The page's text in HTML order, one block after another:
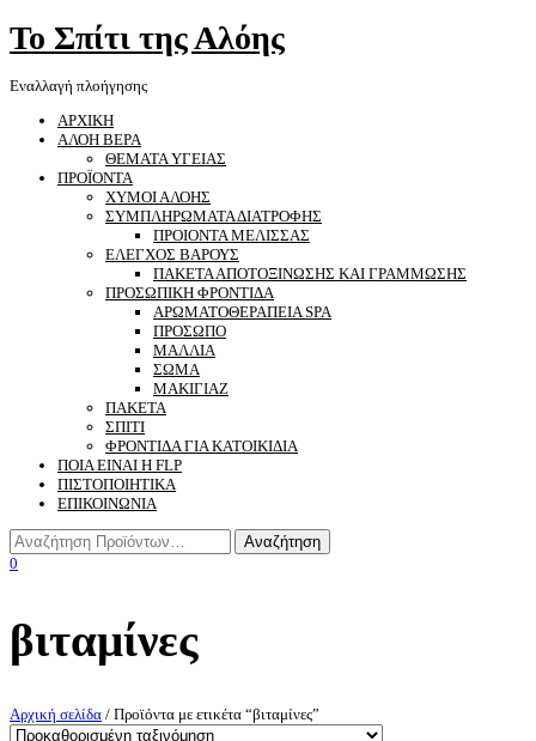
Το Σπίτι της Αλόης
Εναλλαγή πλοήγησης
ΑΡΧΙΚΗ
ΑΛΟΗ ΒΕΡΑ
ΘΕΜΑΤΑ ΥΓΕΙΑΣ
ΠΡΟΪΟΝΤΑ
ΧΥΜΟΙ ΑΛΟΗΣ
ΣΥΜΠΛΗΡΩΜΑΤΑ ΔΙΑΤΡΟΦΗΣ
ΠΡΟΙΟΝΤΑ ΜΕΛΙΣΣΑΣ
ΕΛΕΓΧΟΣ ΒΑΡΟΥΣ
ΠΑΚΕΤΑ ΑΠΟΤΟΞΙΝΩΣΗΣ ΚΑΙ ΓΡΑΜΜΩΣΗΣ
ΠΡΟΣΩΠΙΚΗ ΦΡΟΝΤΙΔΑ
ΑΡΩΜΑΤΟΘΕΡΑΠΕΙΑ SPA
ΠΡΟΣΩΠΟ
ΜΑΛΛΙΑ
ΣΩΜΑ
ΜΑΚΙΓΙΑΖ
ΠΑΚΕΤΑ
ΣΠΙΤΙ
ΦΡΟΝΤΙΔΑ ΓΙΑ ΚΑΤΟΙΚΙΔΙΑ
ΠΟΙΑ ΕΙΝΑΙ Η FLP
ΠΙΣΤΟΠΟΙΗΤΙΚΑ
ΕΠΙΚΟΙΝΩΝΙΑ
0
βιταμίνες
Αρχική σελίδα / Προϊόντα με ετικέτα “βιταμίνες”